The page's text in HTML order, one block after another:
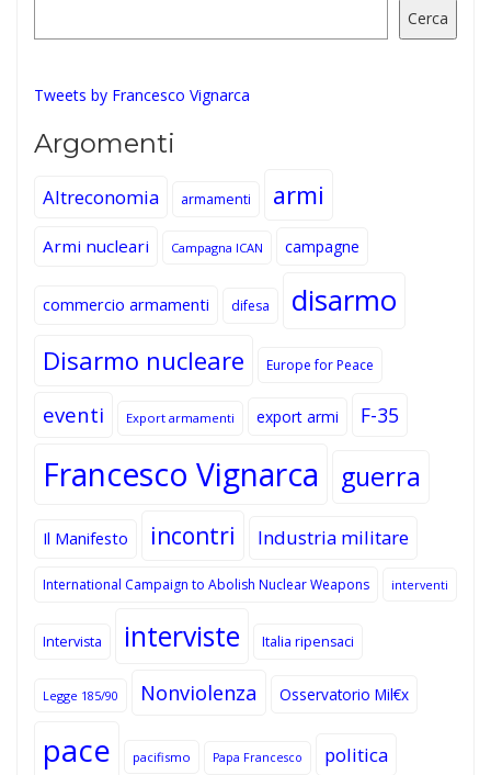
Cerca
Tweets by Francesco Vignarca
Argomenti
Altreconomia armamenti armi
Armi nucleari Campagna ICAN campagne
commercio armamenti difesa disarmo
Disarmo nucleare Europe for Peace
eventi Export armamenti export armi F-35
Francesco Vignarca guerra
Il Manifesto incontri Industria militare
International Campaign to Abolish Nuclear Weapons interventi
Intervista interviste Italia ripensaci
Legge 185/90 Nonviolenza Osservatorio Mil€x
pace pacifismo Papa Francesco politica